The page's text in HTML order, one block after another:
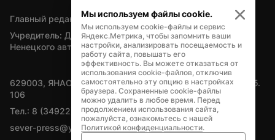
Главный редактор — А.Л. Поздеев
Учредитель: Департамент внутренней политики Ямало-
Ненецкого автономного округа
629003, ЯНАО, Салехард, мкр. Богдана Кнунянца, д.1, каб.
106
Тел.: 8 (34922) 71262
sever-press@yamal-media.ru
Мы используем файлы cookie.
Мы используем cookie-файлы и сервис
Яндекс.Метрика, чтобы запомнить ваши
настройки, анализировать посещаемость и
работу сайта, повышать его
эффективность. Вы можете отказаться от
использования cookie-файлов, отключив
самостоятельно эту опцию в настройках
браузера. Сохраненные cookie-файлы
можно удалить в любое время. Перед
продолжением использования сайта,
пожалуйста, ознакомьтесь с нашей
Политикой конфиденциальности.